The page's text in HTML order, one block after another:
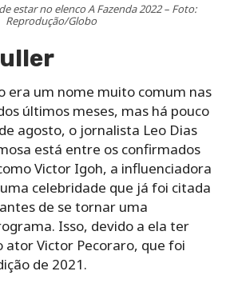
estar no elenco A Fazenda 2022 – Foto:
Reprodução/Globo
era um nome muito comum nas
últimos meses, mas há pouco
agosto, o jornalista Leo Dias
está entre os confirmados
Victor Igoh, a influenciadora
celebridade que já foi citada
de se tornar uma
Isso, devido a ela ter
ator Victor Pecoraro, que foi
de 2021.